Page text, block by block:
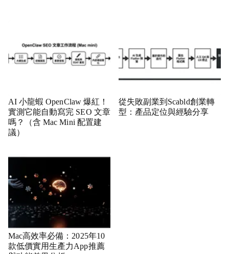
AI 小龍蝦 OpenClaw 爆紅！
實測它能自動寫完 SEO 文章
嗎？（含 Mac Mini 配置建
議）
從失敗副業到Scabld創業轉
型：產品定位與經驗分享
Mac高效率必備：2025年10
款低價實用生產力App推薦